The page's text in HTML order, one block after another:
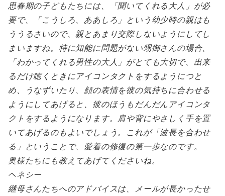
思春期の子どもたちには、「聞いてくれる大人」が必
要で、「こうしろ、ああしろ」という幼少時の親はも
ううるさいので、親とあまり交際しないようにしてし
まいますね。特に知能に問題がない甥御さんの場合、
「わかってくれる男性の大人」がとても大切で、出来
るだけ聴くときにアイコンタクトをするようにつと
め、うなずいたり、顔の表情を彼の気持ちに合わせる
ようにしてあげると、彼のほうもだんだんアイコンタ
クトをするようになります。肩や背にやさしく手を置
いてあげるのもよいでしょう。これが「波長を合わせ
る」ということで、愛着の修復の第一歩なのです。
奥様たちにも教えてあげてくださいね。
ヘネシー
継母さんたちへのアドバイスは、メールが長かったせ